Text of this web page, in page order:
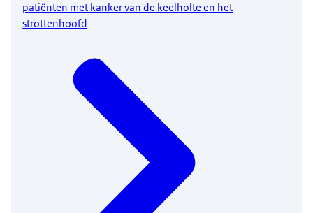
patiënten met kanker van de keelholte en het
strottenhoofd